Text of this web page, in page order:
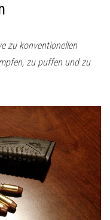
zu konventionellen
zu puffen und zu